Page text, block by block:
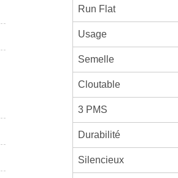
Run Flat
Usage
Semelle
Cloutable
3 PMS
Durabilité
Silencieux